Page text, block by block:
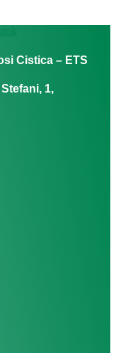
Cistica – ETS
1,